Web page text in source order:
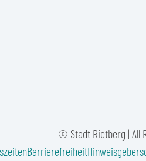
© Stadt Rietberg | All
Barrierefreiheit